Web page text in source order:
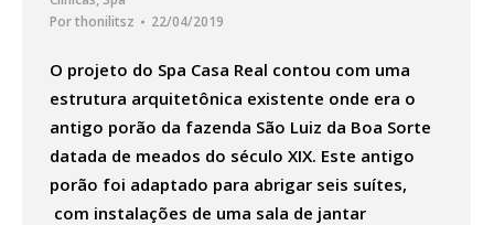
Porthonilitsz 22/04/2019
O projeto do Spa Casa Real contou com uma
estrutura arquitetônica existente onde era o
antigo porão da fazenda São Luiz da Boa Sorte
datada de meados do século XIX. Este antigo
porão foi adaptado para abrigar seis suítes,
com instalações de uma sala de jantar